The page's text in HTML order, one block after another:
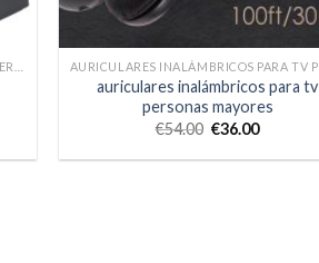
auriculares inalámbricos para tv
personas mayores
€54.00 €36.00